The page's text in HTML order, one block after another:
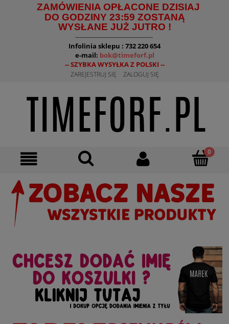
ZAMÓWIENIA OPŁACONE DZISIAJ
DO GODZINY 23:59 ZOSTANĄ
WYSŁANE JUŻ JUTRO !
--------------------------------------
Infolinia sklepu : 732 220 654
e-mail: bok@timeforf.pl
-- SZYBKA WYSYŁKA Z POLSKI --
ZAREJESTRUJ SIĘ ZALOGUJ SIĘ